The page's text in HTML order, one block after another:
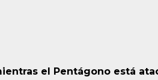
el Pentágono está